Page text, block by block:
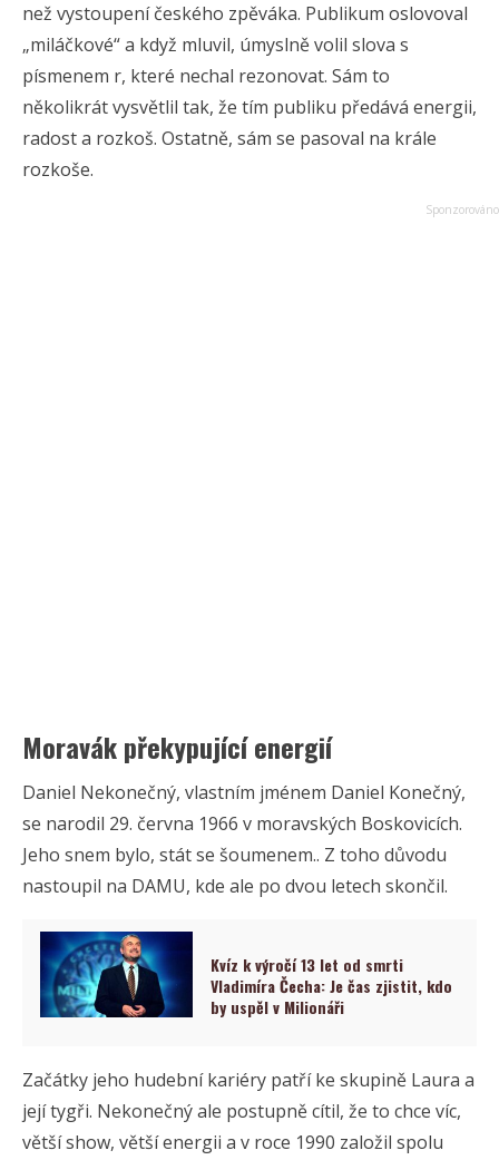
než vystoupení českého zpěváka. Publikum oslovoval
„miláčkové“ a když mluvil, úmyslně volil slova s
písmenem r, které nechal rezonovat. Sám to
několikrát vysvětlil tak, že tím publiku předává energii,
radost a rozkoš. Ostatně, sám se pasoval na krále
rozkoše.
Moravák překypující energií
Daniel Nekonečný, vlastním jménem Daniel Konečný,
se narodil 29. června 1966 v moravských Boskovicích.
Jeho snem bylo, stát se šoumenem.. Z toho důvodu
nastoupil na DAMU, kde ale po dvou letech skončil.
Kvíz k výročí 13 let od smrti
Vladimíra Čecha: Je čas zjistit, kdo
by uspěl v Milionáři
Začátky jeho hudební kariéry patří ke skupině Laura a
její tygři. Nekonečný ale postupně cítil, že to chce víc,
větší show, větší energii a v roce 1990 založil spolu